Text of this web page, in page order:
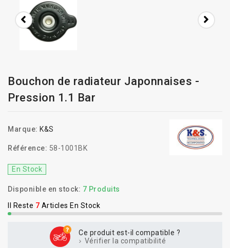
Bouchon de radiateur Japonnaises -
Pression 1.1 Bar
Marque: K&S
Référence: 58-1001BK
En Stock
Disponible en stock: 7 Produits
Il Reste 7 Articles En Stock
Ce produit est-il compatible ?
Vérifier la compatibilité